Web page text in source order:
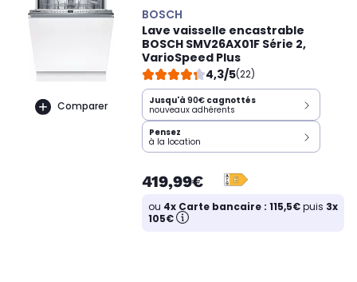
Comparer
BOSCH
Lave vaisselle encastrable
BOSCH SMV26AX01F Série 2,
VarioSpeed Plus
4,3/5(22)
Jusqu'à 90€ cagnottés
nouveaux adhérents
Pensez
à la location
419,99€
ou 4x Carte bancaire : 115,5€puis 3x
105€